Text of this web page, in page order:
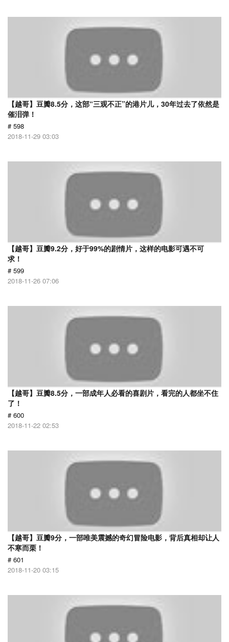
【越哥】豆瓣8.5分，这部“三观不正”的港片儿，30年过去了依然是
催泪弹！
# 598
2018-11-29 03:03
【越哥】豆瓣9.2分，好于99%的剧情片，这样的电影可遇不可
求！
# 599
2018-11-26 07:06
【越哥】豆瓣8.5分，一部成年人必看的喜剧片，看完的人都坐不住
了！
# 600
2018-11-22 02:53
【越哥】豆瓣9分，一部唯美震撼的奇幻冒险电影，背后真相却让人
不寒而栗！
# 601
2018-11-20 03:15